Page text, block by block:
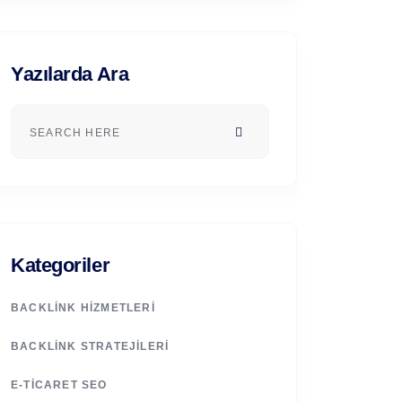
Yazılarda Ara
Kategoriler
BACKLINK HIZMETLERI
BACKLINK STRATEJILERI
E-TICARET SEO